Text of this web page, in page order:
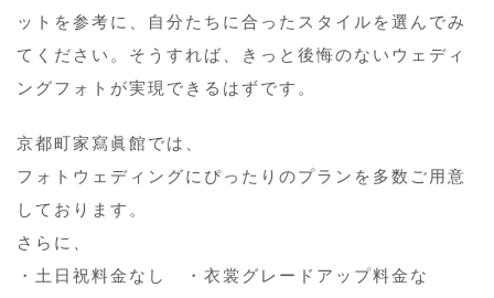
ットを参考に、自分たちに合ったスタイルを選んでみ
てください。そうすれば、きっと後悔のないウェディ
ングフォトが実現できるはずです。
京都町家寫眞館では、
フォトウェディングにぴったりのプランを多数ご用意
しております。
さらに、
・土日祝料金なし ・衣裳グレードアップ料金な